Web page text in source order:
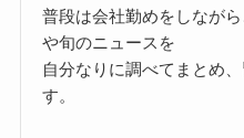
普段は会社勤めをしなが
や旬のニュースを
自分なりに調べてまとめ
す。